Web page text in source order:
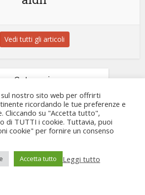
Vedi tutti gli articoli
Categorie
3
60
2
sul nostro sito web per offrirti
ricordando le tue preferenze e
Cliccando su "Accetta tutto",
di TUTTI i cookie. Tuttavia, puoi
cookie" per fornire un consenso
Accetta tutto
Leggi tutto